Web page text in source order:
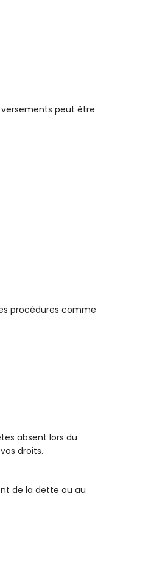
versements peut être
procédures comme
absent lors du
droits.
de la dette ou au